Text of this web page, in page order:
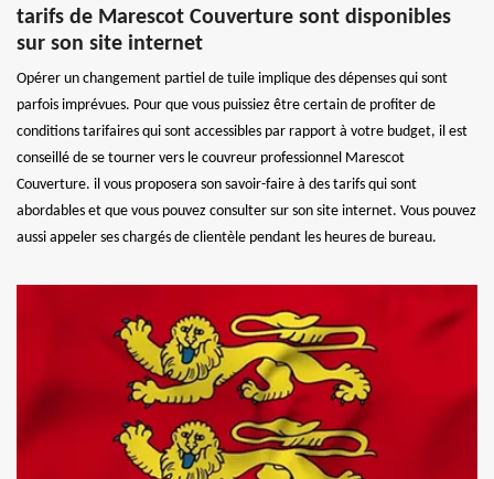
tarifs de Marescot Couverture sont disponibles
sur son site internet
Opérer un changement partiel de tuile implique des dépenses qui sont
parfois imprévues. Pour que vous puissiez être certain de profiter de
conditions tarifaires qui sont accessibles par rapport à votre budget, il est
conseillé de se tourner vers le couvreur professionnel Marescot
Couverture. il vous proposera son savoir-faire à des tarifs qui sont
abordables et que vous pouvez consulter sur son site internet. Vous pouvez
aussi appeler ses chargés de clientèle pendant les heures de bureau.